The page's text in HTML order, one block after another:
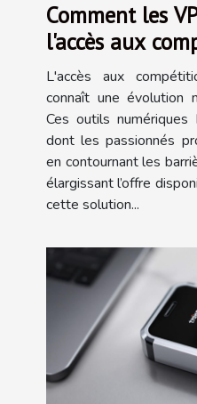
Comment les
l'accès aux
sportives en
L'accès aux
connaît une évolution
Ces outils
dont les passionnés
en contournant les
élargissant l’offre
cette solution...